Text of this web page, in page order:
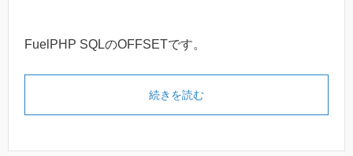
FuelPHP SQLのOFFSETです。
続きを読む